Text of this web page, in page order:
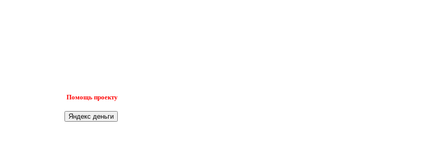
Помощь проекту